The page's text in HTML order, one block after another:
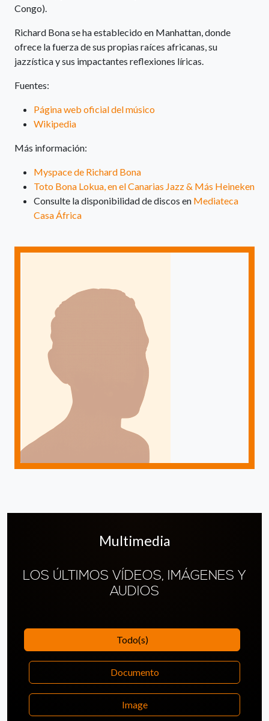
Congo).
Richard Bona se ha establecido en Manhattan, donde
ofrece la fuerza de sus propias raíces africanas, su
jazzística y sus impactantes reflexiones líricas.
Fuentes:
Página web oficial del músico
Wikipedia
Más información:
Myspace de Richard Bona
Toto Bona Lokua, en el Canarias Jazz & Más Heineken
Consulte la disponibilidad de discos en Mediateca
Casa África
Multimedia
LOS ÚLTIMOS VÍDEOS, IMÁGENES Y
AUDIOS
Todo(s)
Documento
Image